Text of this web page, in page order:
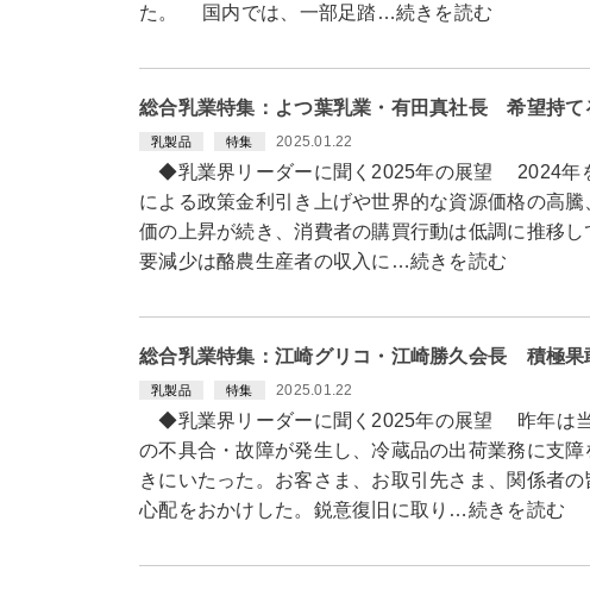
た。 国内では、一部足踏…続きを読む
総合乳業特集：よつ葉乳業・有田真社長 希望持て
乳製品 特集 2025.01.22
◆乳業界リーダーに聞く2025年の展望 2024年
による政策金利引き上げや世界的な資源価格の高
価の上昇が続き、消費者の購買行動は低調に推移
要減少は酪農生産者の収入に…続きを読む
総合乳業特集：江崎グリコ・江崎勝久会長 積極果
乳製品 特集 2025.01.22
◆乳業界リーダーに聞く2025年の展望 昨年は当
の不具合・故障が発生し、冷蔵品の出荷業務に支
きにいたった。お客さま、お取引先さま、関係者
心配をおかけした。鋭意復旧に取り…続きを読む